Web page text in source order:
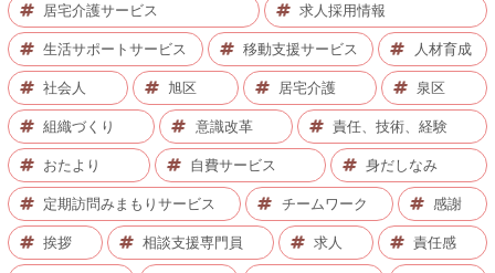
居宅介護サービス 求人採用情報
生活サポートサービス 移動支援サービス 人材育成
社会人 旭区 居宅介護 泉区
組織づくり 意識改革 責任、技術、経験
おたより 自費サービス 身だしなみ
定期訪問みまもりサービス チームワーク 感謝
挨拶 相談支援専門員 求人 責任感